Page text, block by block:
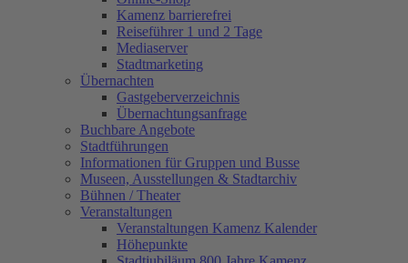
Kamenz barrierefrei
Reiseführer 1 und 2 Tage
Mediaserver
Stadtmarketing
Übernachten
Gastgeberverzeichnis
Übernachtungsanfrage
Buchbare Angebote
Stadtführungen
Informationen für Gruppen und Busse
Museen, Ausstellungen & Stadtarchiv
Bühnen / Theater
Veranstaltungen
Veranstaltungen Kamenz Kalender
Höhepunkte